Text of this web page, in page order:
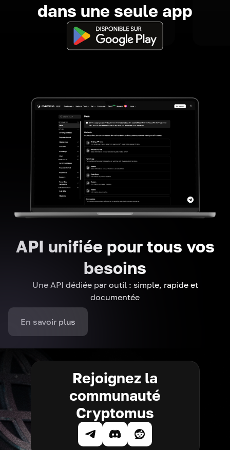
dans une seule app
API unifiée pour tous vos
besoins
Une API dédiée par outil : simple, rapide et
documentée
En savoir plus
Rejoignez la
communauté
Cryptomus